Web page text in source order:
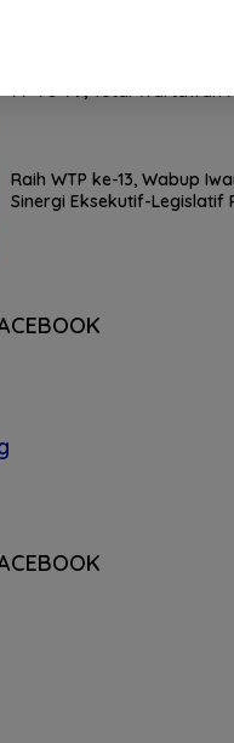
Heboh ! 93,33 Persen
77-78-79, Total Wartawan
Raih WTP ke-13, Wabup
Sinergi Eksekutif-Legislatif